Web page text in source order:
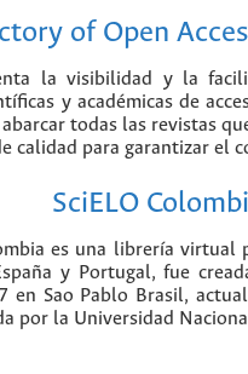
of Open
la visibilidad y la
y académicas de
todas las revistas
calidad para garantizar el
SciELO
es una librería virtual
y Portugal, fue
en Sao Pablo Brasil,
por la Universidad